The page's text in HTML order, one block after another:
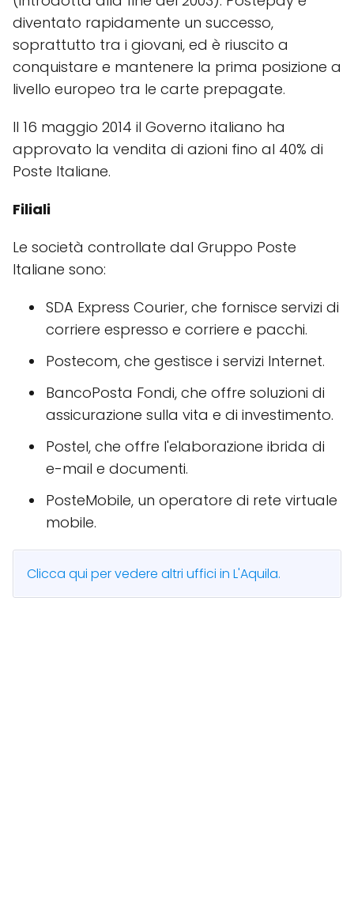
diventato rapidamente un successo,
soprattutto tra i giovani, ed è riuscito a
conquistare e mantenere la prima posizione a
livello europeo tra le carte prepagate.
Il 16 maggio 2014 il Governo italiano ha
approvato la vendita di azioni fino al 40% di
Poste Italiane.
Filiali
Le società controllate dal Gruppo Poste
Italiane sono:
SDA Express Courier, che fornisce servizi di
corriere espresso e corriere e pacchi.
Postecom, che gestisce i servizi Internet.
BancoPosta Fondi, che offre soluzioni di
assicurazione sulla vita e di investimento.
Postel, che offre l'elaborazione ibrida di
e-mail e documenti.
PosteMobile, un operatore di rete virtuale
mobile.
Clicca qui per vedere altri uffici in L'Aquila.